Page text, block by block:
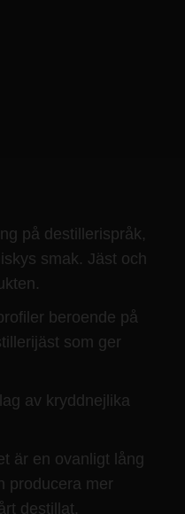
på destillerispråk,
smak. Jäst och
beroende på
som ger
av kryddnejlika
är en ovanligt lång
producera mer
destillat.